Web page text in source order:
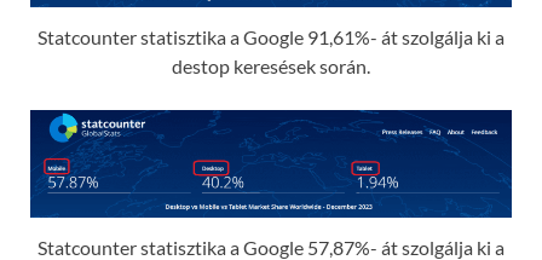
Statcounter statisztika a Google 91,61%- át szolgálja ki a
destop keresések során.
Statcounter statisztika a Google 57,87%- át szolgálja ki a